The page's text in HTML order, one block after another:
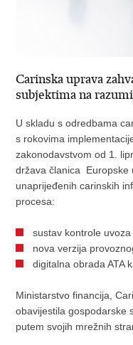
Carinska uprava
subjektima na
U skladu s odredbama
s rokovima
zakonodavstvom od 1.
država članica Europske
unaprijeđenih carinskih
procesa:
sustav kontrole
nova verzija
digitalna obrada ATA
Ministarstvo financija,
obavijestila gospodarske
putem svojih mrežnih